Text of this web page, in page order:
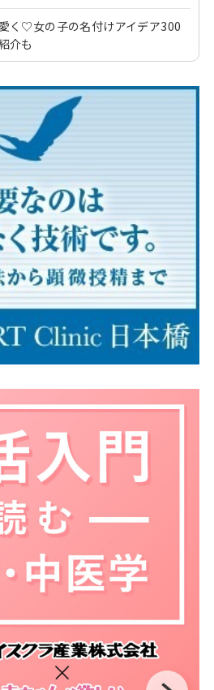
く♡女の子の名付けアイデア300
介も